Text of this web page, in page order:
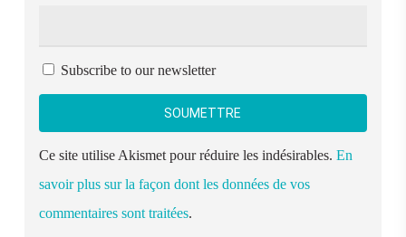
Subscribe to our newsletter
Ce site utilise Akismet pour réduire les indésirables. En
savoir plus sur la façon dont les données de vos
commentaires sont traitées.